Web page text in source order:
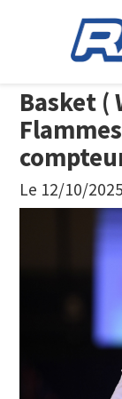
Basket (
Le 12/10/